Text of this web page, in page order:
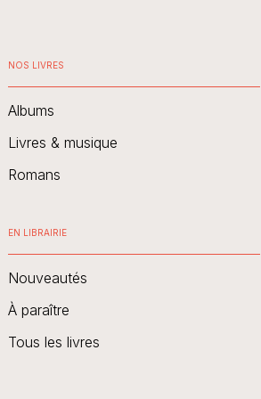
NOS LIVRES
Albums
Livres & musique
Romans
EN LIBRAIRIE
Nouveautés
À paraître
Tous les livres